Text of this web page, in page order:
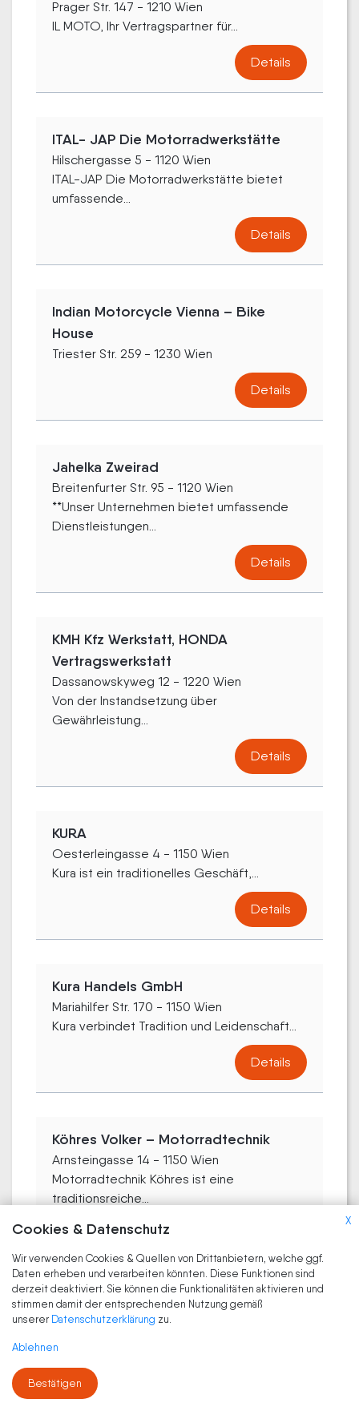
Prager Str. 147 - 1210 Wien
IL MOTO, Ihr Vertragspartner für...
Details
ITAL- JAP Die Motorradwerkstätte
Hilschergasse 5 - 1120 Wien
ITAL-JAP Die Motorradwerkstätte bietet
umfassende...
Details
Indian Motorcycle Vienna – Bike
House
Triester Str. 259 - 1230 Wien
Details
Jahelka Zweirad
Breitenfurter Str. 95 - 1120 Wien
**Unser Unternehmen bietet umfassende
Dienstleistungen...
Details
KMH Kfz Werkstatt, HONDA
Vertragswerkstatt
Dassanowskyweg 12 - 1220 Wien
Von der Instandsetzung über
Gewährleistung...
Details
KURA
Oesterleingasse 4 - 1150 Wien
Kura ist ein traditionelles Geschäft,...
Details
Kura Handels GmbH
Mariahilfer Str. 170 - 1150 Wien
Kura verbindet Tradition und Leidenschaft...
Details
Köhres Volker – Motorradtechnik
Arnsteingasse 14 - 1150 Wien
Motorradtechnik Köhres ist eine
traditionsreiche...
Louis Wien-Nord –
Motorradzubehör
Kagraner Pl. 20 - 1220 Wien
Willkommen bei Louis in Wien-Nord...
X
Cookies & Datenschutz
Wir verwenden Cookies & Quellen von Drittanbietern, welche ggf.
Daten erheben und verarbeiten könnten. Diese Funktionen sind
derzeit deaktiviert. Sie können die Funktionalitäten aktivieren und
stimmen damit der entsprechenden Nutzung gemäß
unserer Datenschutzerklärung zu.
Ablehnen
Bestätigen